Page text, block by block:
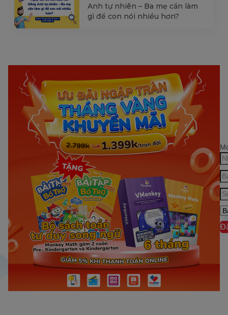
Anh tự nhiên – Ba mẹ cần làm
gì để con nói nhiều hơn?